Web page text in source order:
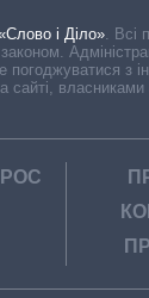
і Діло». Всі
погоджуватися з
сайті, власниками
РОС